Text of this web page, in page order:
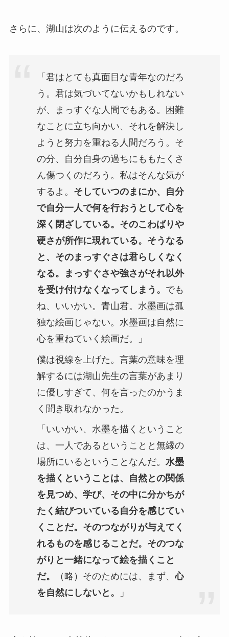
さらに、湖山は次のように伝えるのです。
「君はとても真面目な青年なのだろ
う。君は気づいてないかもしれない
が、まっすぐな人間でもある。困難
なことに立ち向かい、それを解決し
ようと努力を重ねる人間だろう。そ
の分、自分自身の過ちにももたくさ
ん傷つくのだろう。私はそんな気が
するよ。 そしていつのまにか、自分
で自分一人で何を行おうとして心を
深く閉ざしている。そのこわばりや
硬さが所作に現れている。そうなる
と、そのまっすぐさは君らしくなく
なる。まっすぐさや強さがそれ以外
を受け付けなくなってしまう。 でも
ね、いいかい。青山君。水墨画は孤
独な絵画じゃない。水墨画は自然に
心を重ねていく絵画だ。」
僕は視線を上げた。言葉の意味を理
解するには湖山先生の言葉があまり
に優しすぎて、何を言ったのかうま
く聞き取れなかった。
「いいかい、水墨を描くということ
は、一人であるということと無縁の
場所にいるということなんだ。 水墨
を描くということは、自然との関係
を見つめ、学び、その中に分かちが
たく結びついている自分を感じてい
くことだ。そのつながりが与えてく
れるものを感じることだ。そのつな
がりと一緒になって絵を描くこと
だ。
（略）そのためには、まず、心
を自然にしないと。
」